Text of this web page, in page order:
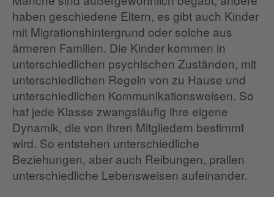
haben geschiedene Eltern, es gibt auch Kinder
mit Migrationshintergrund oder solche aus
ärmeren Familien. Die Kinder kommen in
unterschiedlichen psychischen Zuständen, mit
unterschiedlichen Regeln von zu Hause und
unterschiedlichen Kommunikationsweisen. So
hat jede Klasse zwangsläufig ihre eigene
Dynamik, die von ihren Mitgliedern bestimmt
wird. So entstehen unterschiedliche
Beziehungen, aber auch Reibungen, prallen
unterschiedliche Lebensweisen aufeinander.